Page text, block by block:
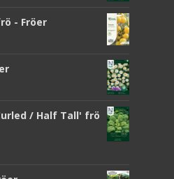
- Fröer
/ Half Tall' frö